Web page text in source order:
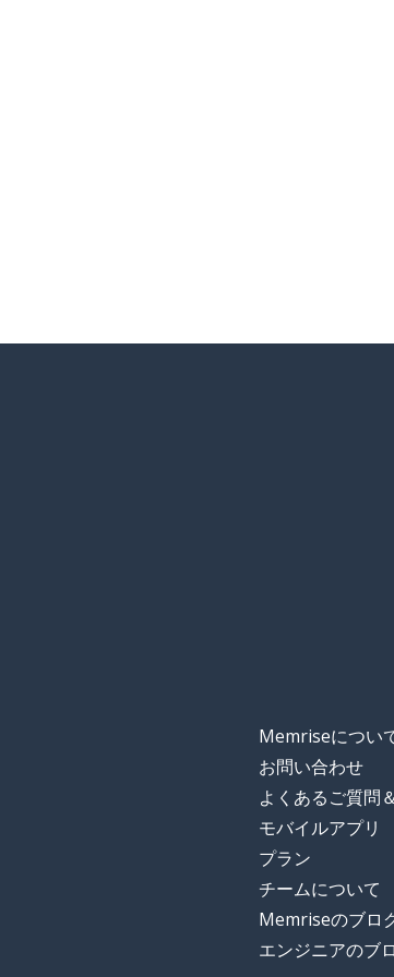
Memriseについ
お問い合わせ
よくあるご質問
モバイルアプリ
プラン
チームについて
Memriseのブロ
エンジニアのブ